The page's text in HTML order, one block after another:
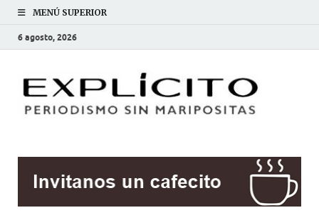
MENÚ SUPERIOR
6 agosto, 2026